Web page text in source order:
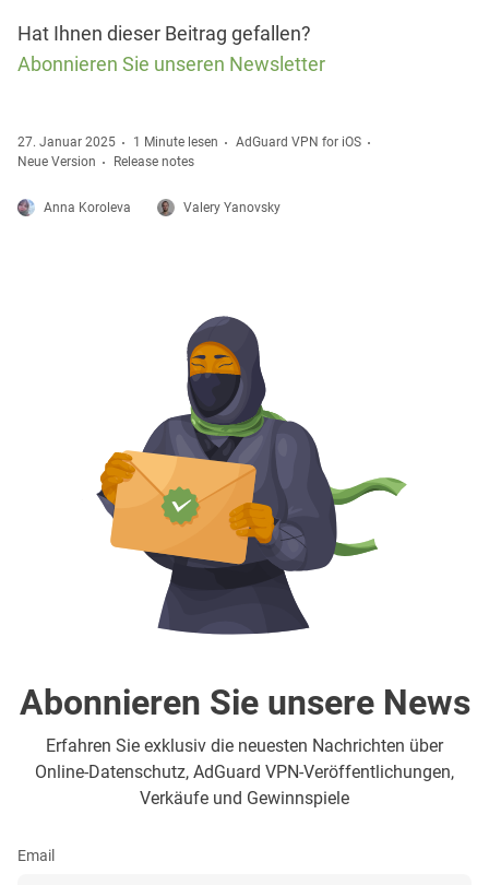
Hat Ihnen dieser Beitrag gefallen?
Abonnieren Sie unseren Newsletter
27. Januar 2025 1 Minute lesen
AdGuard VPN for iOS
Neue Version
Release notes
Anna Koroleva Valery Yanovsky
Abonnieren Sie unsere News
Erfahren Sie exklusiv die neuesten Nachrichten über
Online-Datenschutz, AdGuard VPN-Veröffentlichungen,
Verkäufe und Gewinnspiele
Email